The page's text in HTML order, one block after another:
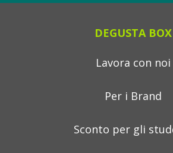
DEGUSTA BOX
Lavora con noi
Per i Brand
Sconto per gli